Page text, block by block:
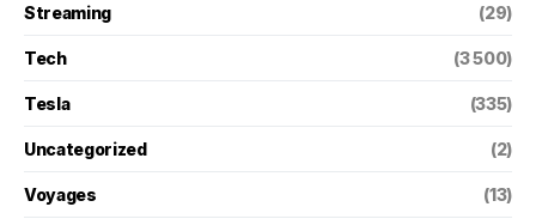
Streaming (29)
Tech (3 500)
Tesla (335)
Uncategorized (2)
Voyages (13)